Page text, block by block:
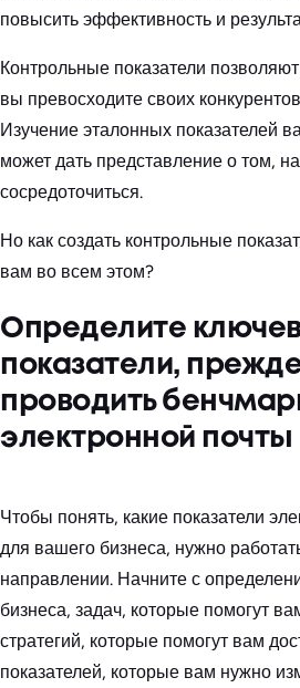
повысить эффективность и
Контрольные показатели
вы превосходите своих
Изучение эталонных показателей
может дать представление о том,
сосредоточиться.
Но как создать контрольные
вам во всем этом?
Определите
показатели,
проводить
электронной почты
Чтобы понять, какие показатели
для вашего бизнеса, нужно
направлении. Начните с
бизнеса, задач, которые помогут
стратегий, которые помогут вам
показателей, которые вам нужно